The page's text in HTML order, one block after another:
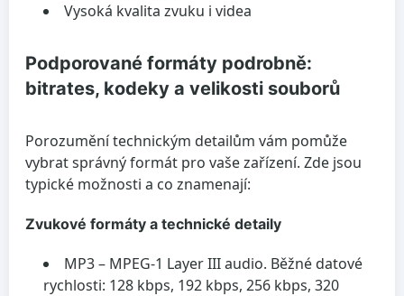
Vysoká kvalita zvuku i videa
Podporované formáty podrobně:
bitrates, kodeky a velikosti souborů
Porozumění technickým detailům vám pomůže
vybrat správný formát pro vaše zařízení. Zde jsou
typické možnosti a co znamenají:
Zvukové formáty a technické detaily
MP3– MPEG-1 Layer III audio. Běžné datové
rychlosti: 128 kbps, 192 kbps, 256 kbps, 320